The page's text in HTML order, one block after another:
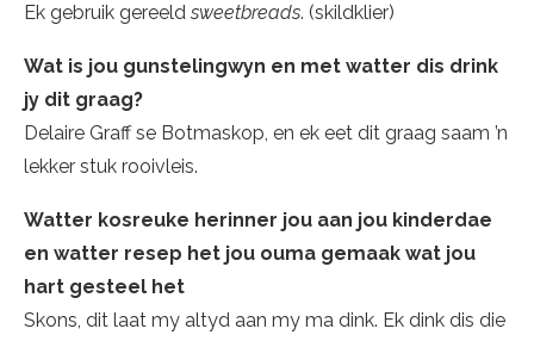
Ek gebruik gereeld sweetbreads. (skildklier)
Wat is jou gunstelingwyn en met watter dis drink
jy dit graag?
Delaire Graff se Botmaskop, en ek eet dit graag saam ’n
lekker stuk rooivleis.
Watter kosreuke herinner jou aan jou kinderdae
en watter resep het jou ouma gemaak wat jou
hart gesteel het
Skons, dit laat my altyd aan my ma dink. Ek dink dis die